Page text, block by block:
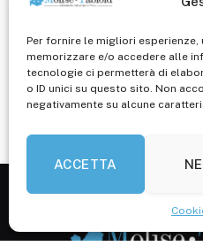
Per fornire le migliori
memorizzare e/o accedere alle
tecnologie ci permetterà di
o ID unici su questo sito. Non
negativamente su alcune
ACCETTA